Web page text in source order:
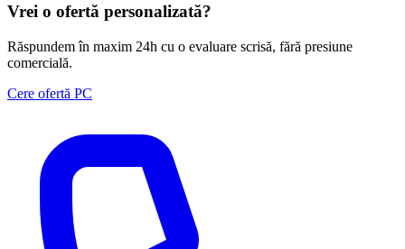
Vrei o ofertă personalizată?
Răspundem în maxim 24h cu o evaluare scrisă, fără presiune
comercială.
Cere ofertă PC